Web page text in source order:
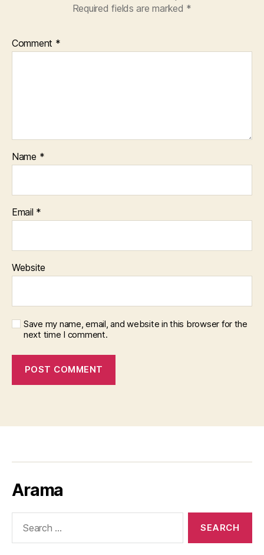
Required fields are marked *
Comment *
Name *
Email *
Website
Save my name, email, and website in this browser for the
next time I comment.
Arama